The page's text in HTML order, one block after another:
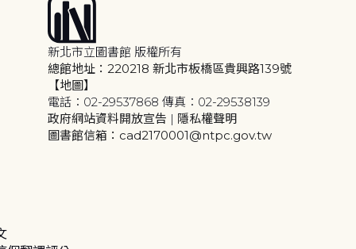
新北市立圖書館 版權所有
總館地址：220218 新北市板橋區貴興路139號
【地圖】
電話：02-29537868 傳真：02-29538139
政府網站資料開放宣告 | 隱私權聲明
圖書館信箱：cad2170001@ntpc.gov.tw